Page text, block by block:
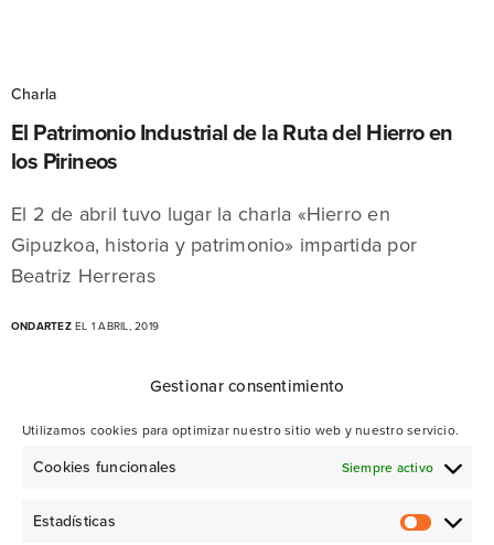
Gestionar consentimiento
Utilizamos cookies para optimizar nuestro sitio web y nuestro servicio.
Cookies funcionales Siempre activo
Estadísticas
Charla
El Patrimonio Industrial de la Ruta del Hierro en
los Pirineos
El 2 de abril tuvo lugar la charla «Hierro en
Gipuzkoa, historia y patrimonio» impartida por
Beatriz Herreras
ONDARTEZEL 1 ABRIL, 2019